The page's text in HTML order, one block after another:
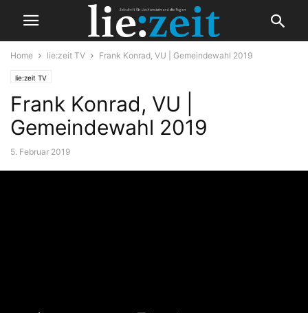
Home lie:zeit TV Frank Konrad, VU | Gemeindewahl 2019
lie:zeit TV
Frank Konrad, VU |
Gemeindewahl 2019
5. Februar 2019